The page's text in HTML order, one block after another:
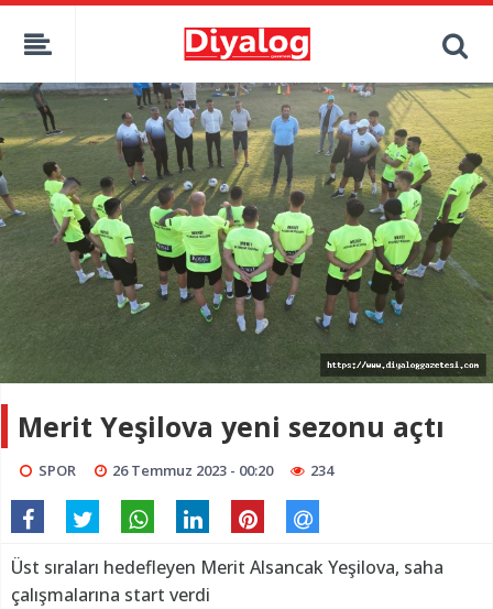
Merit Yeşilova yeni sezonu açtı
SPOR 26 Temmuz 2023 - 00:20 234
Üst sıraları hedefleyen Merit Alsancak Yeşilova, saha
çalışmalarına start verdi